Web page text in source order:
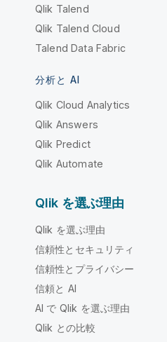
Qlik Talend
Qlik Talend Cloud
Talend Data Fabric
分析と AI
Qlik Cloud Analytics
Qlik Answers
Qlik Predict
Qlik Automate
Qlik を選ぶ理由
Qlik を選ぶ理由
信頼性とセキュリティ
信頼性とプライバシー
信頼と AI
AI で Qlik を選ぶ理由
Qlik との比較